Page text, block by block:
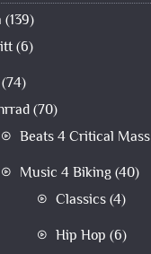
(139)
(6)
(74)
(70)
Beats 4 Critical Mass
Music 4 Biking(40)
Classics(4)
Hip Hop (6)